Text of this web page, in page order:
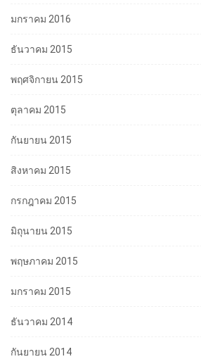
มกราคม 2016
ธันวาคม 2015
พฤศจิกายน 2015
ตุลาคม 2015
กันยายน 2015
สิงหาคม 2015
กรกฎาคม 2015
มิถุนายน 2015
พฤษภาคม 2015
มกราคม 2015
ธันวาคม 2014
กันยายน 2014